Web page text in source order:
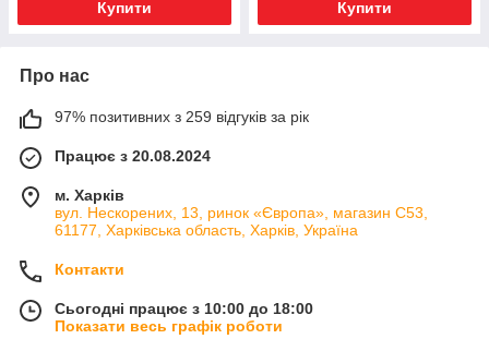
Купити Купити
Про нас
97% позитивних з 259 відгуків за рік
Працює з 20.08.2024
м. Харків
вул. Нескорених, 13, ринок «Європа», магазин С53,
61177, Харківська область, Харків, Україна
Контакти
Сьогодні працює з 10:00 до 18:00
Показати весь графік роботи